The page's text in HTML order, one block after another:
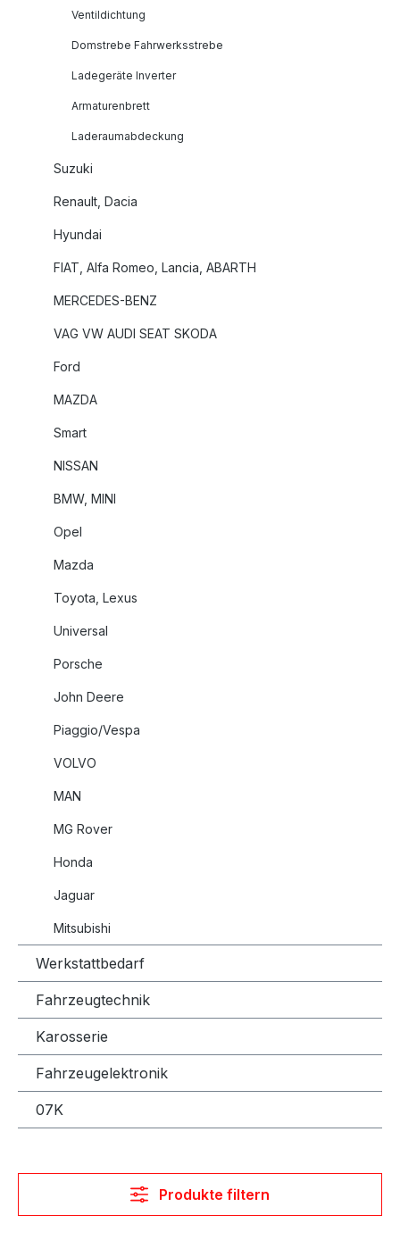
Ventildichtung
Domstrebe Fahrwerksstrebe
Ladegeräte Inverter
Armaturenbrett
Laderaumabdeckung
Suzuki
Renault, Dacia
Hyundai
FIAT, Alfa Romeo, Lancia, ABARTH
MERCEDES-BENZ
VAG VW AUDI SEAT SKODA
Ford
MAZDA
Smart
NISSAN
BMW, MINI
Opel
Mazda
Toyota, Lexus
Universal
Porsche
John Deere
Piaggio/Vespa
VOLVO
MAN
MG Rover
Honda
Jaguar
Mitsubishi
Werkstattbedarf
Fahrzeugtechnik
Karosserie
Fahrzeugelektronik
07K
Produkte filtern